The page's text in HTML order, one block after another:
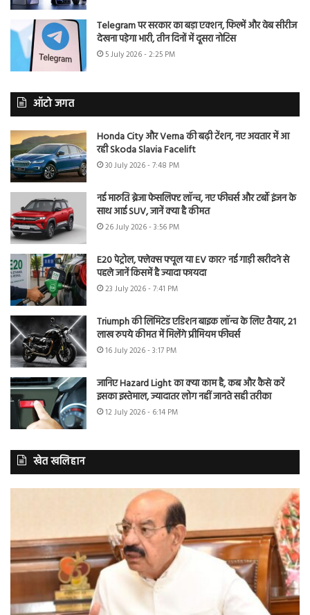
Telegram पर सरकार का बड़ा एक्शन, फिल्में और वेब सीरीज
देखना पड़ेगा भारी, तीन दिनों में दूसरा नोटिस
5 July 2026 - 2:25 PM
ऑटो जगत
Honda City और Verna की बढ़ी टेंशन, नए अवतार में आ
रही Skoda Slavia Facelift
30 July 2026 - 7:48 PM
नई मारुति ब्रेजा फेसलिफ्ट लॉन्च, नए फीचर्स और टर्बो इंजन के
साथ आई SUV, जानें क्या है कीमत
26 July 2026 - 3:56 PM
E20 पेट्रोल, फ्लेक्स फ्यूल या EV कार? नई गाड़ी खरीदने से
पहले जानें किसमें है ज्यादा फायदा
23 July 2026 - 7:41 PM
Triumph की लिमिटेड एडिशन बाइक लॉन्च के लिए तैयार, 21
लाख रुपये कीमत में मिलेंगे प्रीमियम फीचर्स
16 July 2026 - 3:17 PM
जानिए Hazard Light का क्या काम है, कब और कैसे करें
इसका इस्तेमाल, ज्यादातर लोग नहीं जानते सही तरीका
12 July 2026 - 6:14 PM
खेत खलिहान